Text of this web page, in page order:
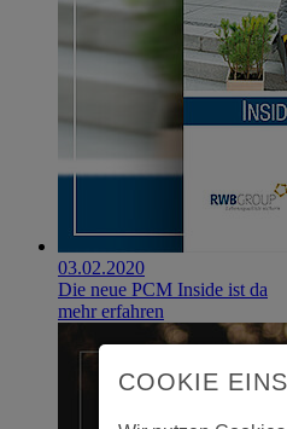
03.02.2020
Die neue PCM Inside ist da
mehr erfahren
COOKIE